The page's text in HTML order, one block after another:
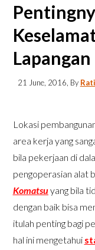
Lapangan
21 June, 2016 , By
Lokasi
area kerja yang
bila pekerjaan di
pengoperasian alat
Komatsuyang bila
dengan baik bisa
itulah penting bagi
hal ini mengetahui